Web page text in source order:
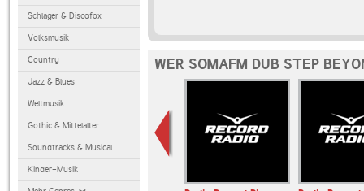
Schlager & Discofox
Volksmusik
Country
Jazz & Blues
Weltmusik
Gothic & Mittelalter
Soundtracks & Musical
Kinder-Musik
WER SOMAFM DUB STEP